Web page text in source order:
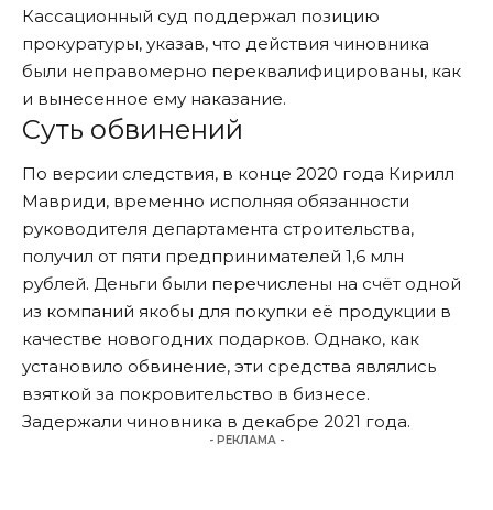
Кассационный суд поддержал позицию
прокуратуры, указав, что действия чиновника
были неправомерно переквалифицированы, как
и вынесенное ему наказание.
Суть обвинений
По версии следствия, в конце 2020 года Кирилл
Мавриди, временно исполняя обязанности
руководителя департамента строительства,
получил от пяти предпринимателей 1,6 млн
рублей. Деньги были перечислены на счёт одной
из компаний якобы для покупки её продукции в
качестве новогодних подарков. Однако, как
установило обвинение, эти средства являлись
взяткой за покровительство в бизнесе.
Задержали чиновника в декабре 2021 года.
- РЕКЛАМА -